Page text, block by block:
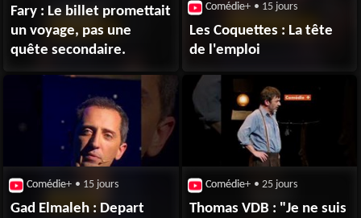
Fary : Le billet promettait
un voyage, pas une
quête secondaire.
Comédie+ • 15 jours
Les Coquettes : La tête
de l'emploi
Comédie+ • 15 jours
Gad Elmaleh : Depart
Comédie+ • 25 jours
Thomas VDB : "Je ne suis